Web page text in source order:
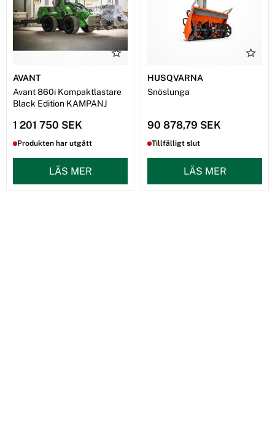
AVANT
Avant 860i Kompaktlastare
Black Edition KAMPANJ
1 201 750 SEK
Produkten har utgått
LÄS MER
HUSQVARNA
Snöslunga
90 878,79 SEK
Tillfälligt slut
LÄS MER